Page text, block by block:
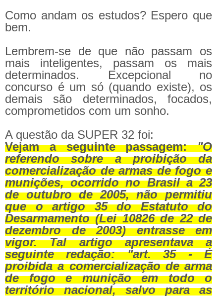
Como andam os estudos? Espero que
bem.
Lembrem-se de que não passam os
mais inteligentes, passam os mais
determinados. Excepcional no
concurso é um só (quando existe), os
demais são determinados, focados,
comprometidos com um sonho.
A questão da SUPER 32 foi:
Vejam a seguinte passagem:"O
referendo sobre a proibição da
comercialização de armas de fogo e
munições, ocorrido no Brasil a 23
de outubro de 2005, não permitiu
que o artigo 35 do Estatuto do
Desarmamento (Lei 10826 de 22 de
dezembro de 2003) entrasse em
vigor. Tal artigo apresentava a
seguinte redação: "art. 35 - É
proibida a comercialização de arma
de fogo e munição em todo o
território nacional, salvo para as